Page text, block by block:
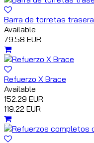
Barra de torretas trasera
Available
79.58 EUR
Refuerzo X Brace
Available
152.29 EUR
119.22 EUR